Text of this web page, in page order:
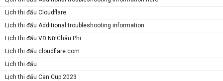
Lịch thi đấu Cloudflare
Lịch thi đấu Additional troubleshooting information
Lịch thi đấu VĐ Nữ Châu Phi
Lịch thi đấu cloudflare.com
Lịch thi đấu
Lịch thi đấu Can Cup 2023